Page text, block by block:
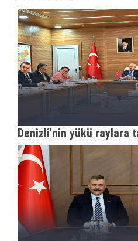
Denizli'nin yükü raylara